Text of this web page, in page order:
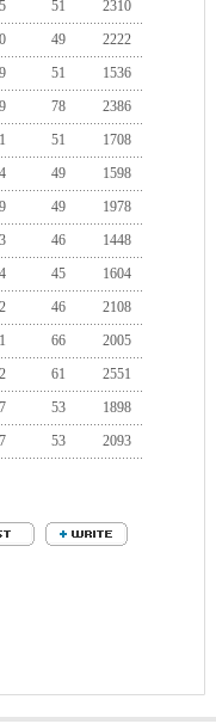
51
2310
49
2222
51
1536
78
2386
51
1708
49
1598
49
1978
46
1448
45
1604
46
2108
66
2005
61
2551
53
1898
53 2093